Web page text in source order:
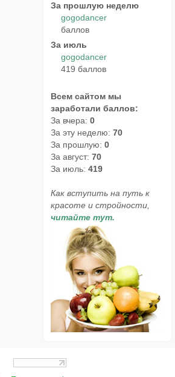
За прошлую неделю
gogodancer
баллов
За июль
gogodancer
419 баллов
Всем сайтом мы
заработали баллов:
За вчера: 0
За эту неделю: 70
За прошлую: 0
За август: 70
За июль: 419
Как вступить на путь к
красоте и стройности,
читайте тут.